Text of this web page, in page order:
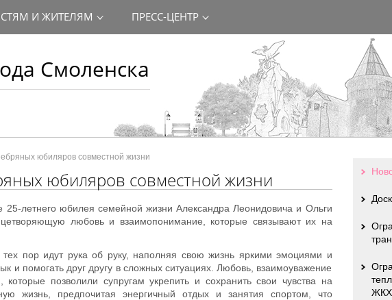
Смоленска
И ЖИТЕЛЯМ ПРЕСС-ЦЕНТР
юбиляров совместной жизни
юбиляров совместной жизни
летнего юбилея семейной жизни Александра Леонидовича и Ольги
любовь и взаимопонимание, которые связывают их на
пор идут рука об руку, наполняя свою жизнь яркими эмоциями и
и помогать друг другу в сложных ситуациях. Любовь, взаимоуважение
позволили супругам укрепить и сохранить свои чувства на
жизнь, предпочитая энергичный отдых и занятия спортом, что
ЖКХ